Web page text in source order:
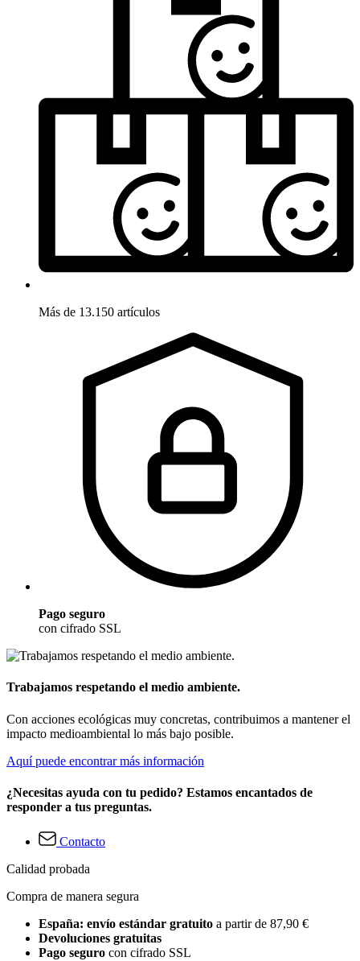
Más de 13.150 artículos
Pago seguro
con cifrado SSL
Trabajamos respetando el medio ambiente.
Con acciones ecológicas muy concretas, contribuimos a mantener el
impacto medioambiental lo más bajo posible.
Aquí puede encontrar más información
¿Necesitas ayuda con tu pedido? Estamos encantados de
responder a tus preguntas.
Contacto
Calidad probada
Compra de manera segura
España: envío estándar gratuito a partir de 87,90 €
Devoluciones gratuitas
Pago seguro con cifrado SSL